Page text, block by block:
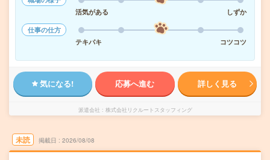
活気がある
しずか
仕事の仕方
テキパキ
コツコツ
気になる! 応募へ進む 詳しく見る
派遣会社 株式会社リクルートスタッフィング
未読 掲載日 2026/08/08